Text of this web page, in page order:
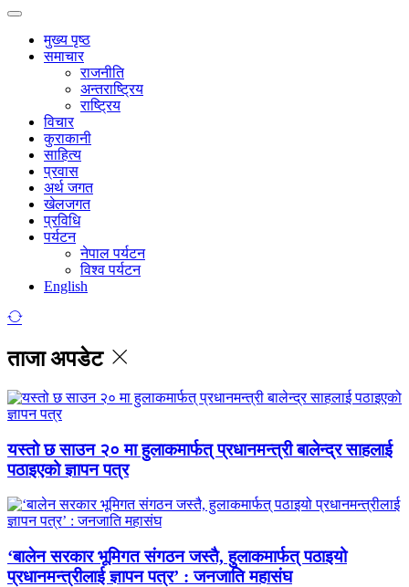
मुख्य पृष्ठ
समाचार
राजनीति
अन्तराष्ट्रिय
राष्ट्रिय
विचार
कुराकानी
साहित्य
प्रवास
अर्थ जगत
खेलजगत
प्रविधि
पर्यटन
नेपाल पर्यटन
विश्व पर्यटन
English
ताजा अपडेट
यस्तो छ साउन २० मा हुलाकमार्फत् प्रधानमन्त्री बालेन्द्र साहलाई
पठाइएको ज्ञापन पत्र
‘बालेन सरकार भूमिगत संगठन जस्तै, हुलाकमार्फत् पठाइयो
प्रधानमन्त्रीलाई ज्ञापन पत्र’ : जनजाति महासंघ